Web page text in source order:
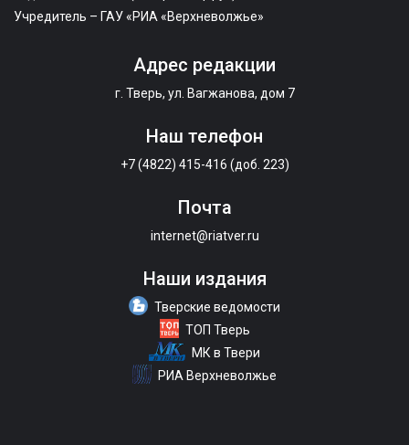
Учредитель – ГАУ «РИА «Верхневолжье»
Адрес редакции
г. Тверь, ул. Вагжанова, дом 7
Наш телефон
+7 (4822) 415-416 (доб. 223)
Почта
internet@riatver.ru
Наши издания
Тверские ведомости
ТОП Тверь
МК в Твери
РИА Верхневолжье